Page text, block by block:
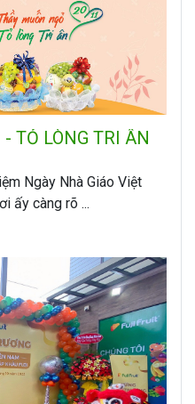
TỎ LÒNG TRI ÂN
Ngày Nhà Giáo Việt
ấy càng rõ ...